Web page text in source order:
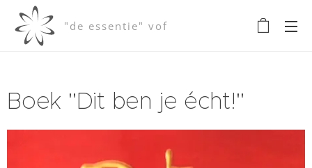
"de essentie" vof
Boek "Dit ben je écht!"